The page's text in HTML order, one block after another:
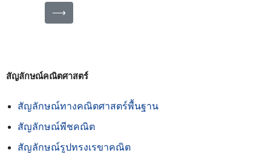
⟶
สัญลักษณ์คณิตศาสตร์
สัญลักษณ์ทางคณิตศาสตร์พื้นฐาน
สัญลักษณ์พีชคณิต
สัญลักษณ์รูปทรงเรขาคณิต